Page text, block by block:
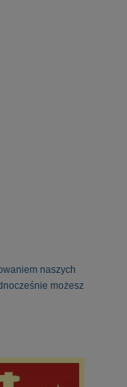
naszych
możesz